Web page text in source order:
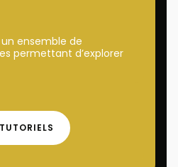
ensemble de
permettant d’explorer